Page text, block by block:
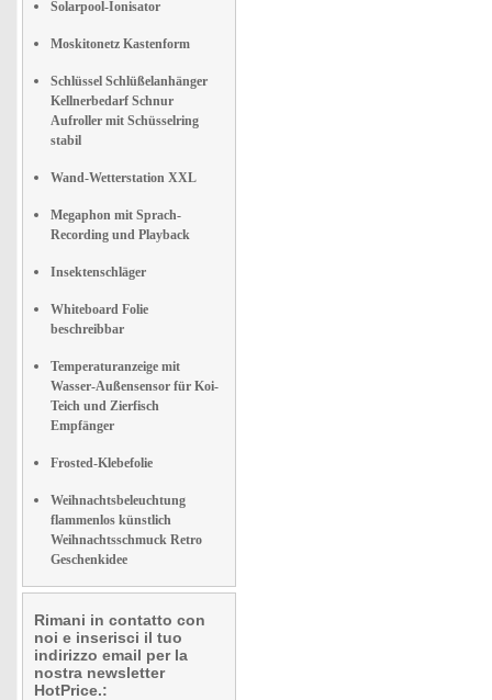
Solarpool-Ionisator
Moskitonetz Kastenform
Schlüssel Schlüßelanhänger
Kellnerbedarf Schnur
Aufroller mit Schüsselring
stabil
Wand-Wetterstation XXL
Megaphon mit Sprach-
Recording und Playback
Insektenschläger
Whiteboard Folie
beschreibbar
Temperaturanzeige mit
Wasser-Außensensor für Koi-
Teich und Zierfisch
Empfänger
Frosted-Klebefolie
Weihnachtsbeleuchtung
flammenlos künstlich
Weihnachtsschmuck Retro
Geschenkidee
Rimani in contatto con
noi e inserisci il tuo
indirizzo email per la
nostra newsletter
HotPrice.: